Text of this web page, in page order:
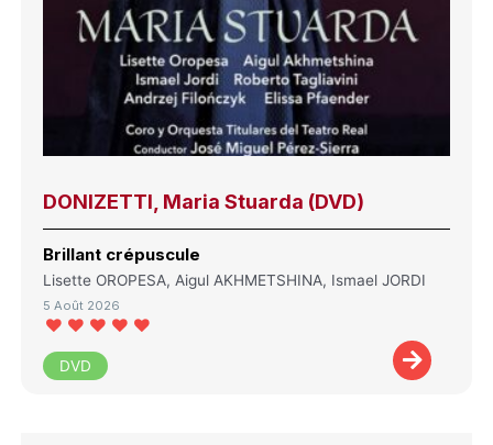
DONIZETTI, Maria Stuarda (DVD)
Brillant crépuscule
Lisette OROPESA, Aigul AKHMETSHINA, Ismael JORDI
5 Août 2026
DVD